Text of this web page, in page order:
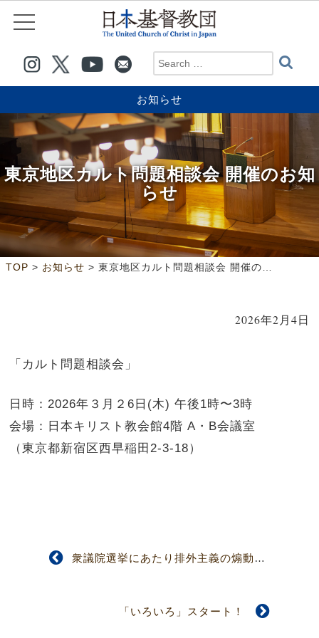
お知らせ
東京地区カルト問題相談会 開催のお知
らせ
TOP > お知らせ > 東京地区カルト問題相談会 開催のお知らせ
2026年2月4日
「カルト問題相談会」
日時： 2026年３月２6 日 (木)午後1時〜3時
会場：日本キリスト教会館4階 A・B会議室
（東京都新宿区西早稲田2-3-18）
衆議院選挙にあたり排外主義の煽動に反対する緊急共同声明
「いろいろ」スタート！